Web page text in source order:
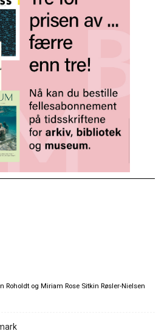
Roholdt og Miriam Rose Sitkin Røsler-Nielsen